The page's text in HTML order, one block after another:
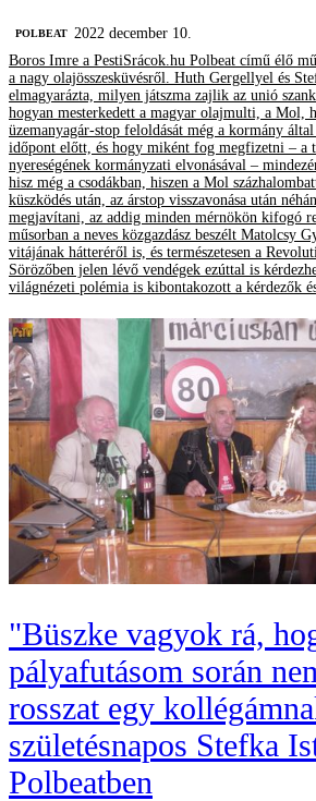
‎POLBEAT 2022 december 10.
Boros Imre a PestiSrácok.hu Polbeat című élő
a nagy olajösszesküvésről. Huth Gergellyel és
elmagyarázta, milyen játszma zajlik az unió
hogyan mesterkedett a magyar olajmulti, a Mol,
üzemanyagár-stop feloldását még a kormány
időpont előtt, és hogy miként fog megfizetni – a
nyereségének kormányzati elvonásával –
hisz még a csodákban, hiszen a Mol
küszködés után, az árstop visszavonása után
megjavítani, az addig minden mérnökön kifogó
műsorban a neves közgazdász beszélt Matolcsy
vitájának hátteréről is, és természetesen a
Sörözőben jelen lévő vendégek ezúttal is
világnézeti polémia is kibontakozott a kérdezők
"Büszke vagyok rá,
pályafutásom során
rosszat egy
születésnapos Stefka
Polbeatben